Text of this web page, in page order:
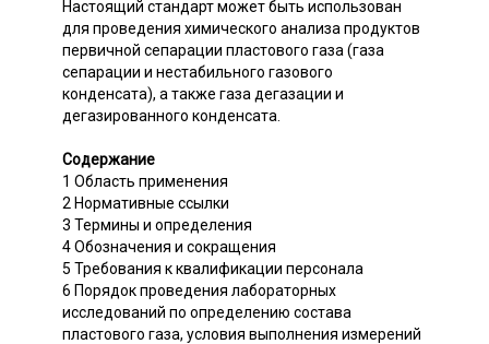
Настоящий стандарт может быть использован
для проведения химического анализа продуктов
первичной сепарации пластового газа (газа
сепарации и нестабильного газового
конденсата), а также газа дегазации и
дегазированного конденсата.
Содержание
1 Область применения
2 Нормативные ссылки
3 Термины и определения
4 Обозначения и сокращения
5 Требования к квалификации персонала
6 Порядок проведения лабораторных
исследований по определению состава
пластового газа, условия выполнения измерений